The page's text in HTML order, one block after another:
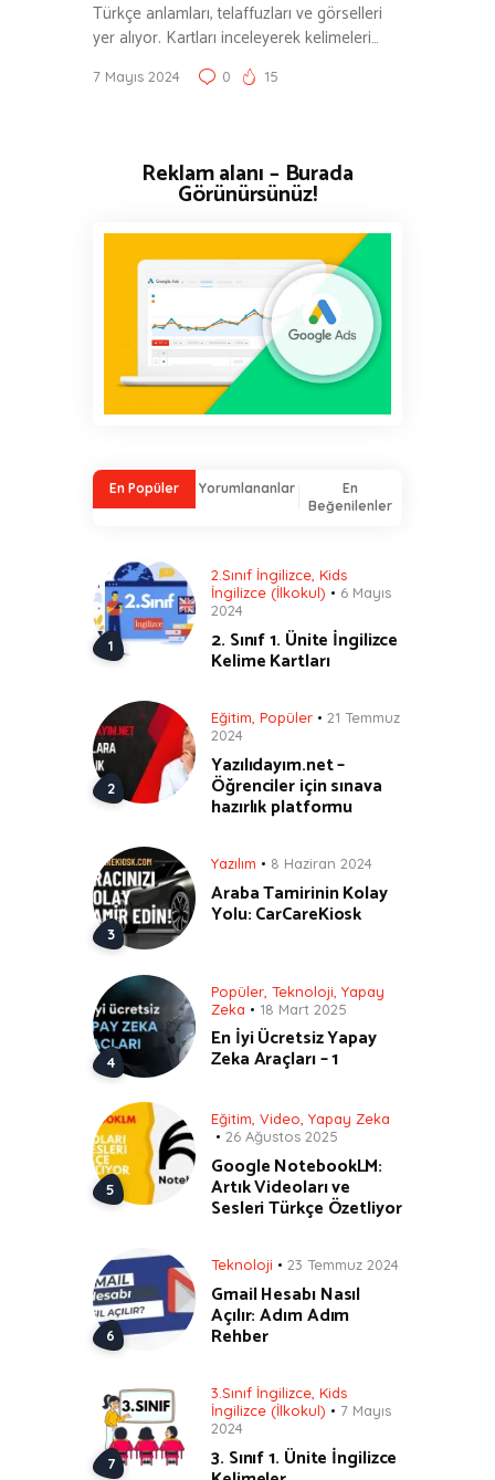
Türkçe anlamları, telaffuzları ve görselleri
yer alıyor. Kartları inceleyerek kelimeleri…
7 Mayıs 2024 0 15
Reklam alanı – Burada
Görünürsünüz!
En Popüler Yorumlananlar
En
Beğenilenler
2.Sınıf İngilizce Kids
İngilizce (İlkokul)
6 Mayıs
2024
2. Sınıf 1. Ünite İngilizce
Kelime Kartları
Eğitim Popüler
21 Temmuz
2024
Yazılıdayım.net –
Öğrenciler için sınava
hazırlık platformu
Yazılım 8 Haziran 2024
Araba Tamirinin Kolay
Yolu: CarCareKiosk
Popüler Teknoloji Yapay
Zeka
18 Mart 2025
En İyi Ücretsiz Yapay
Zeka Araçları – 1
Eğitim Video Yapay Zeka
26 Ağustos 2025
Google NotebookLM:
Artık Videoları ve
Sesleri Türkçe Özetliyor
Teknoloji 23 Temmuz 2024
Gmail Hesabı Nasıl
Açılır: Adım Adım
Rehber
3.Sınıf İngilizce Kids
İngilizce (İlkokul)
7 Mayıs
2024
3. Sınıf 1. Ünite İngilizce